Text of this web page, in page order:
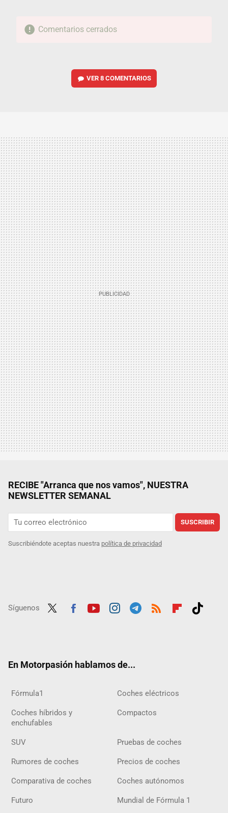
Comentarios cerrados
VER8 COMENTARIOS
RECIBE "Arranca que nos vamos", NUESTRA
NEWSLETTER SEMANAL
SUSCRIBIR
Suscribiéndote aceptas nuestra política de privacidad
Síguenos
En Motorpasión hablamos de...
Fórmula1 Coches eléctricos
Coches híbridos y
enchufables
Compactos
SUV Pruebas de coches
Rumores de coches Precios de coches
Comparativa de coches Coches autónomos
Futuro Mundial de Fórmula 1